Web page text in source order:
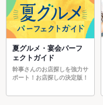
夏グルメ・宴会パーフ
ェクトガイド
幹事さんのお店探しを強力サ
ポート！お店探しの決定版！